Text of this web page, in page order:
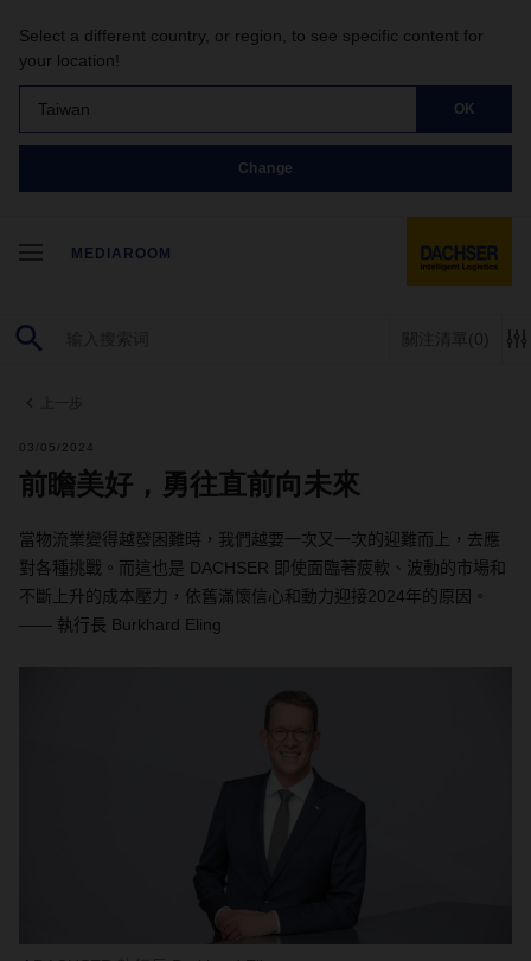
Select a different country, or region, to see specific content for
your location!
Taiwan OK
Change
MEDIAROOM
(0)
03/05/2024
前瞻美好，勇往直前向未來
當物流業變得越發困難時，我們越要一次又一次的迎難而上，去應
對各種挑戰。而這也是 DACHSER 即使面臨著疲軟、波動的市場和
不斷上升的成本壓力，依舊滿懷信心和動力迎接2024年的原因。
—— 執行長 Burkhard Eling